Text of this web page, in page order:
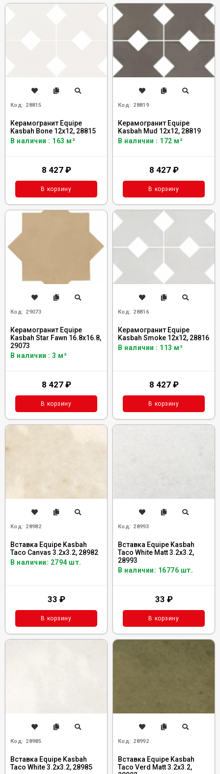
Код: 28815
Керамогранит Equipe
Kasbah Bone 12x12, 28815
В наличии : 163 м²
8 427 ₽
В корзину
Код: 28819
Керамогранит Equipe
Kasbah Mud 12x12, 28819
В наличии : 172 м²
8 427 ₽
В корзину
Код: 29073
Керамогранит Equipe
Kasbah Star Fawn 16.8x16.8,
29073
В наличии : 3 м²
8 427 ₽
В корзину
Код: 28816
Керамогранит Equipe
Kasbah Smoke 12x12, 28816
В наличии : 113 м²
8 427 ₽
В корзину
Код: 28982
Вставка Equipe Kasbah
Taco Canvas 3.2x3.2, 28982
В наличии: 2794 шт.
33 ₽
В корзину
Код: 28993
Вставка Equipe Kasbah
Taco White Matt 3.2x3.2,
28993
В наличии: 16776 шт.
33 ₽
В корзину
Код: 28985
Вставка Equipe Kasbah
Taco White 3.2x3.2, 28985
Код: 28992
Вставка Equipe Kasbah
Taco Verd Matt 3.2x3.2,